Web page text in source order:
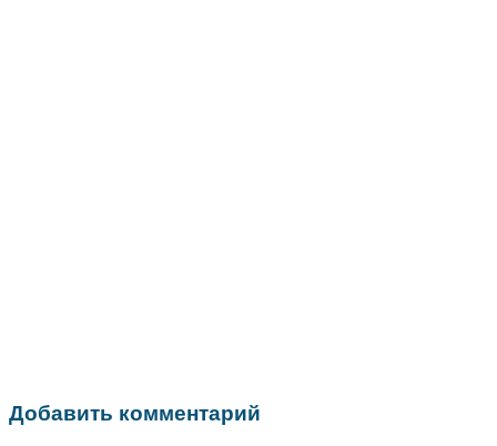
Добавить комментарий